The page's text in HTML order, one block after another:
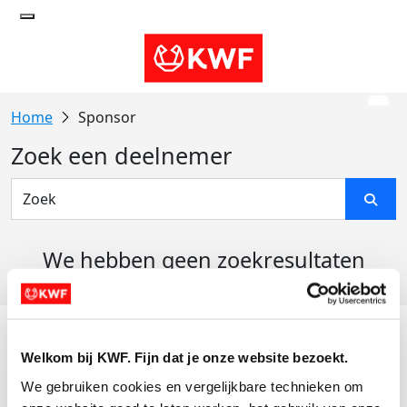
Welkom bij KWF. Fijn dat je onze website bezoekt.
We gebruiken cookies en vergelijkbare technieken om
Sponsor
Zoek een deelnemer
We hebben geen zoekresultaten
Actiematerialen
Evenementen